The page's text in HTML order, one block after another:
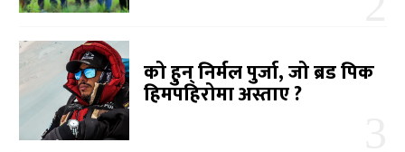
को हुन् निर्मल पुर्जा, जो ब्रड पिक
हिमपहिरोमा अस्ताए ?